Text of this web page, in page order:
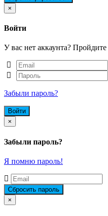
×
Войти
У вас нет аккаунта? Пройдите
Забыли пароль?
×
Забыли пароль?
Я помню пароль!
×